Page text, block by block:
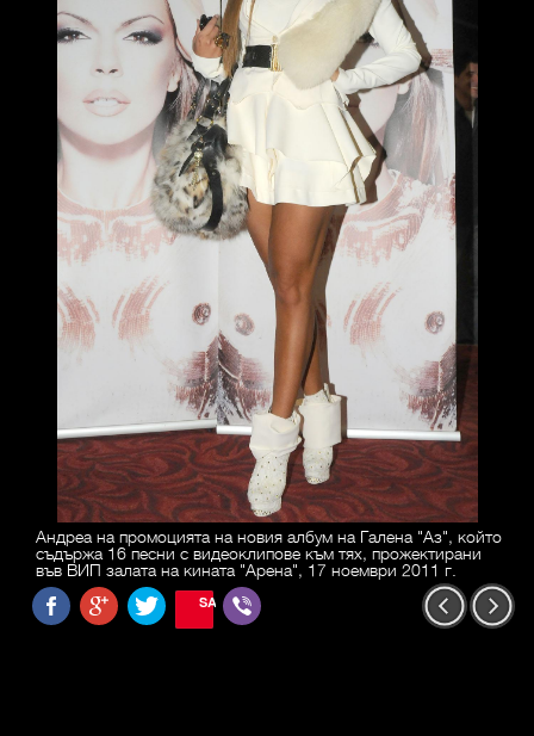
Андреа на промоцията на новия албум на Галена "Аз", който
съдържа 16 песни с видеоклипове към тях, прожектирани
във ВИП залата на кината "Арена", 17 ноември 2011 г.
SAVE